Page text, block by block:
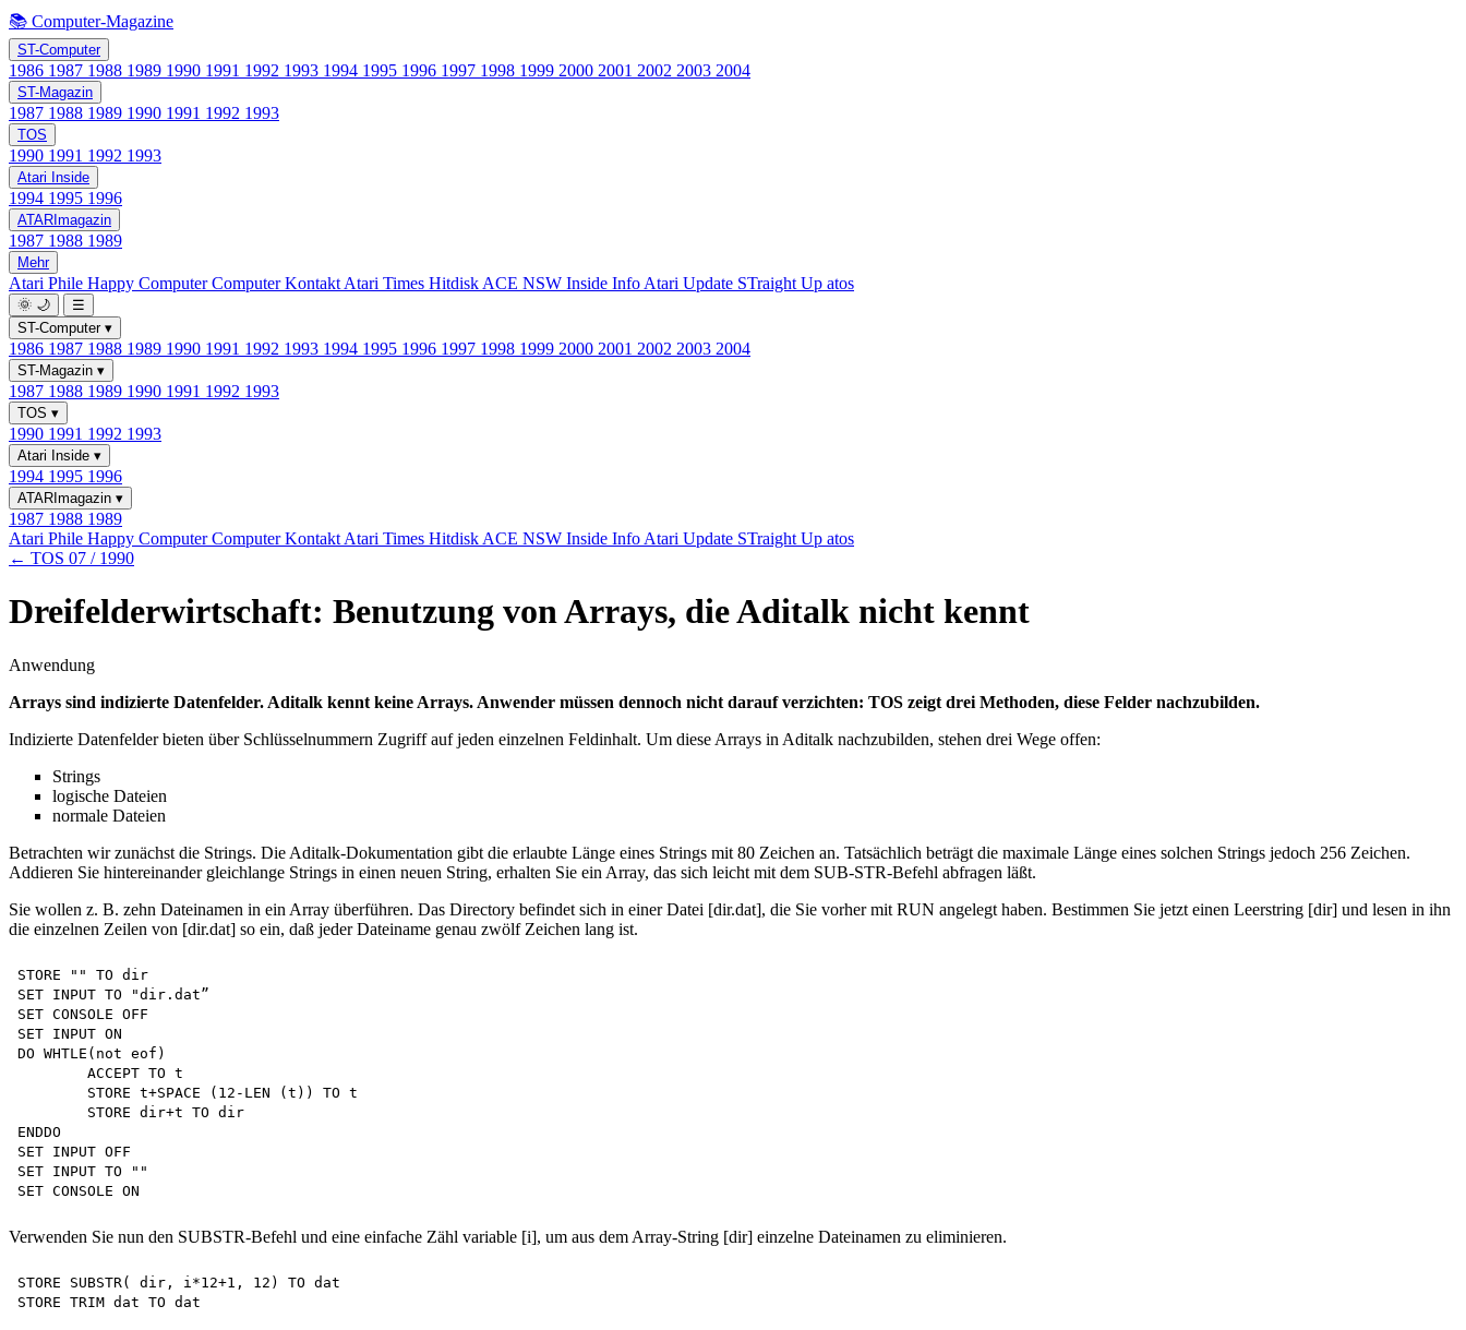
📚 Computer-Magazine
ST-Computer
1986 1987 1988 1989 1990 1991 1992 1993 1994 1995 1996 1997 1998 1999 2000 2001 2002 2003 2004
ST-Magazin
1987 1988 1989 1990 1991 1992 1993
TOS
1990 1991 1992 1993
Atari Inside
1994 1995 1996
ATARImagazin
1987 1988 1989
Mehr
Atari Phile Happy ComputerComputer Kontakt Atari Times Hitdisk ACE NSW Inside Info Atari Update STraight Up atos
🌞 🌙
☰
ST-Computer ▾
1986 1987 1988 1989 1990 1991 1992 1993 1994 1995 1996 1997 1998 1999 2000 2001 2002 2003 2004
ST-Magazin ▾
1987 1988 1989 1990 1991 1992 1993
TOS ▾
1990 1991 1992 1993
Atari Inside ▾
1994 1995 1996
ATARImagazin ▾
1987 1988 1989
Atari Phile Happy ComputerComputer Kontakt Atari Times Hitdisk ACE NSW Inside Info Atari Update STraight Up atos
← TOS 07 / 1990
Dreifelderwirtschaft: Benutzung von Arrays, die Aditalk nicht kennt
Anwendung
Arrays sind indizierte Datenfelder. Aditalk kennt keine Arrays. Anwender müssen dennoch nicht darauf verzichten: TOS zeigt drei Methoden, diese Felder nachzubilden.
Indizierte Datenfelder bieten über Schlüsselnummern Zugriff auf jeden einzelnen Feldinhalt. Um diese Arrays in Aditalk nachzubilden, stehen drei Wege offen:
Strings
logische Dateien
normale Dateien
Betrachten wir zunächst die Strings. Die Aditalk-Dokumentation gibt die erlaubte Länge eines Strings mit 80 Zeichen an. Tatsächlich beträgt die maximale Länge eines solchen Strings jedoch 256 Zeichen.
Addieren Sie hintereinander gleichlange Strings in einen neuen String, erhalten Sie ein Array, das sich leicht mit dem SUB-STR-Befehl abfragen läßt.
Sie wollen z. B. zehn Dateinamen in ein Array überführen. Das Directory befindet sich in einer Datei [dir.dat], die Sie vorher mit RUN angelegt haben. Bestimmen Sie jetzt einen Leerstring [dir] und lesen in ihn
die einzelnen Zeilen von [dir.dat] so ein, daß jeder Dateiname genau zwölf Zeichen lang ist.
STORE "" TO dir
SET INPUT TO "dir.dat”
SET CONSOLE OFF
SET INPUT ON
DO WHTLE(not eof)
ENDDO
SET INPUT OFF
SET INPUT TO ""
Verwenden Sie nun den SUBSTR-Befehl und eine einfache Zähl variable [i], um aus dem Array-String [dir] einzelne Dateinamen zu eliminieren.
STORE SUBSTR( dir, i*12+1, 12) TO dat